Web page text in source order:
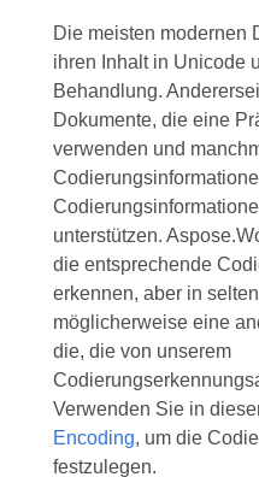
Die meisten modernen
ihren Inhalt in Unicode
Behandlung.
Dokumente, die eine
verwenden und
unterstützen.
die entsprechende
erkennen, aber in
möglicherweise eine
die, die von unserem
Verwenden Sie in
Encoding, um die
festzulegen.